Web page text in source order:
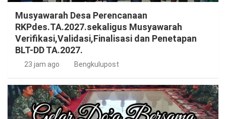
Musyawarah Desa Perencanaan
RKPdes.TA.2027.sekaligus Musyawarah
Verifikasi,Validasi,Finalisasi dan Penetapan
BLT-DD TA.2027.
23 jam ago Bengkulupost